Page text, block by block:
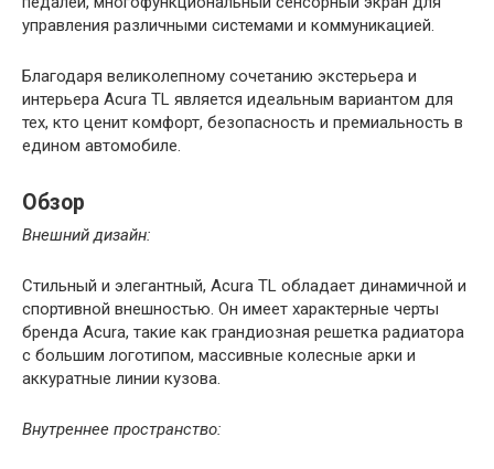
управления различными системами и коммуникацией.
Благодаря великолепному сочетанию экстерьера и
интерьера Аcura TL является идеальным вариантом для
тех, кто ценит комфорт, безопасность и премиальность в
едином автомобиле.
Обзор
Внешний дизайн:
Стильный и элегантный, Acura TL обладает динамичной и
спортивной внешностью. Он имеет характерные черты
бренда Acura, такие как грандиозная решетка радиатора
с большим логотипом, массивные колесные арки и
аккуратные линии кузова.
Внутреннее пространство: